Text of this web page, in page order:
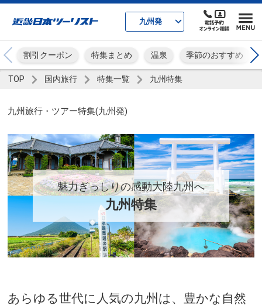
九州発
割引クーポン 特集まとめ 温泉 季節のおすすめ
TOP 国内旅行 特集一覧 九州特集
九州旅行・ツアー特集(九州発)
魅力ぎっしりの感動大陸九州へ
九州特集
あらゆる世代に人気の九州は、豊かな自然